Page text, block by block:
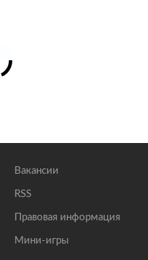
Вакансии
RSS
Правовая информация
Мини-игры